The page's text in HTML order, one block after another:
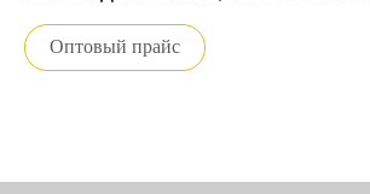
Оптовый прайс